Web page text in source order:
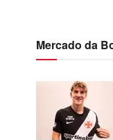
Mercado da